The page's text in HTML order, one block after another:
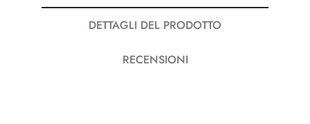
DETTAGLI DEL PRODOTTO
RECENSIONI